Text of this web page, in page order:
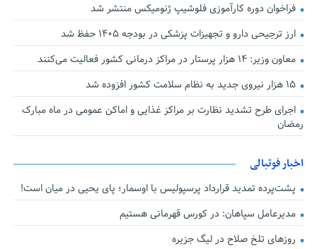
فراخوان دوره کارآموزی فلوشیپ ژنومیکس منتشر شد
ارز ترجیحی دارو و تجهیزات پزشکی در بودجه ۱۴۰۵ حفظ شد
معاون وزیر: ۱۴ هزار پرستار در مراکز درمانی کشور فعالیت می‌کنند
۱۵ هزار نیروی جدید به نظام سلامت کشور افزوده شد
اجرای طرح تشدید نظارت بر مراکز غذایی و اماکن عمومی در ماه مبارک
رمضان
اخبار فوتبالی
پشت‌پرده تمدید قرارداد پرسپولیس با اوسمار؛ پای یحیی در میان است!
مدیرعامل سپاهان: در کورس قهرمانی هستیم
روزهای تلخ صلاح در لیگ جزیره